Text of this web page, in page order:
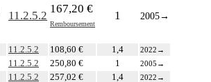
11.2.5.2
167,20 €
Remboursement
1 2005→
11.2.5.2 108,60 € 1,4 2022 →
11.2.5.2 250,80 € 1 2005 →
11.2.5.2 257,02 € 1,4 2022 →